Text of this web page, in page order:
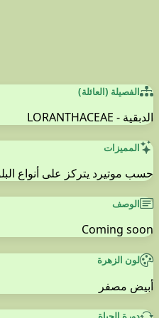
الفصيلة (العائلة)
الدبقية - LORANTHACEAE
المميزات
حسب موتيرد يتركز على أنواع
الوصف
Coming soon
لون الزهرة
أبيض مصفر